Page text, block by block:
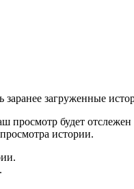
загруженные
просмотр будет
истории.